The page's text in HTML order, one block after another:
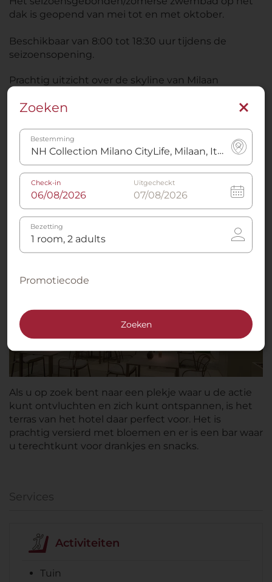
dak is geopend van mei tot en met oktober.
Beschikbaar van 8:00 tot 18:30 uur tijdens de
seizoensopening.
Prachtig uitzicht over de skyline van Milaan
Gratis handdoeken beschikbaar
zwembad
Ligbedden bij ons zwembad moeten worden
gereserveerd bij het inchecken
Terras
Als u op zoek bent naar een plekje waar u de actie
kunt ontvluchten en zich kunt ontspannen, is het
terras van het hotel daar perfect voor. Het is
prachtig versierd met bloemen en er is een bar waar
u terechtkunt voor drankjes en snacks.
Services
Activiteiten
Tuin
Zoeken
Bestemming
Check-in Uitgecheckt
Bezetting
Promotiecode
Zoeken